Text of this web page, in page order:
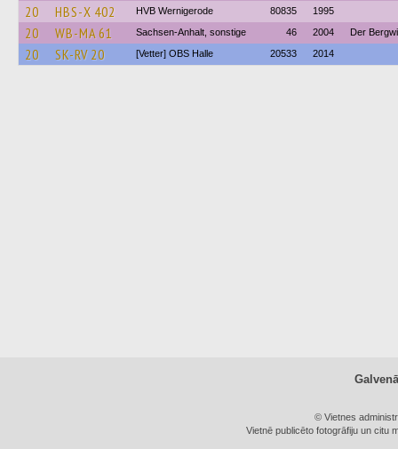
20 HBS-X 402 HVB Wernigerode 80835 1995
20 WB-MA 61 Sachsen-Anhalt, sonstige 46 2004 Der
20 SK-RV 20 [Vetter] OBS Halle 20533 2014
© Vietnes
Vietnē publicēto fotogrāfiju un citu